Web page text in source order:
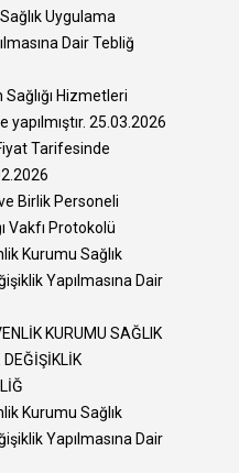
Uygulama
Dair Tebliğ
Hizmetleri
yapılmıştır. 25.03.2026
Tarifesinde
Birlik Personeli
Vakfı Protokolü
Kurumu Sağlık
Yapılmasına Dair
KURUMU SAĞLIK
Kurumu Sağlık
Yapılmasına Dair